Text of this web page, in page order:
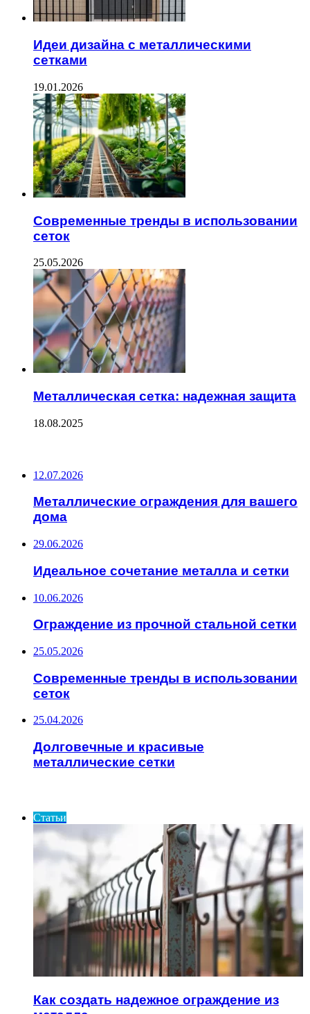
Идеи дизайна с металлическими
сетками
19.01.2026
Современные тренды в использовании
сеток
25.05.2026
Металлическая сетка: надежная защита
18.08.2025
12.07.2026
Металлические ограждения для вашего
дома
29.06.2026
Идеальное сочетание металла и сетки
10.06.2026
Ограждение из прочной стальной сетки
25.05.2026
Современные тренды в использовании
сеток
25.04.2026
Долговечные и красивые
металлические сетки
Статьи
Как создать надежное ограждение из